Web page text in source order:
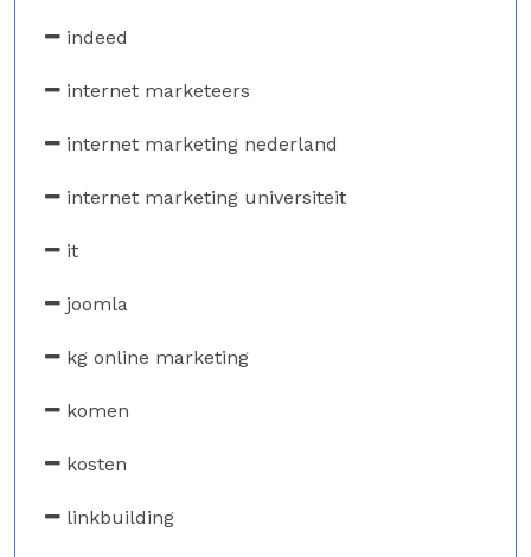
indeed
internet marketeers
internet marketing nederland
internet marketing universiteit
it
joomla
kg online marketing
komen
kosten
linkbuilding